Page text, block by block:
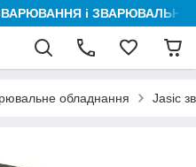
і
обладнання Jasic